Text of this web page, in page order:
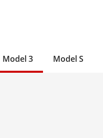
Model 3 Model S